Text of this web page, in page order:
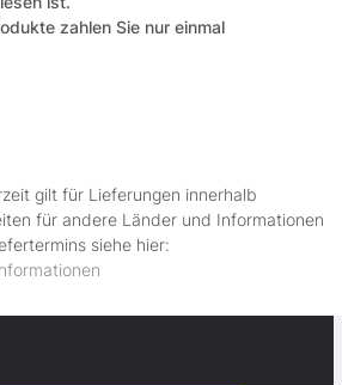
zahlen Sie nur einmal
gilt für Lieferungen innerhalb
für andere Länder und Informationen
siehe hier: